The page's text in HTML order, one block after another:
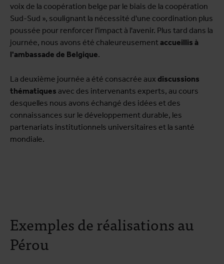
voix de la coopération belge par le biais de la coopération
Sud-Sud », soulignant la nécessité d'une coordination plus
poussée pour renforcer l'impact à l'avenir. Plus tard dans la
journée, nous avons été chaleureusementaccueillis à
l'ambassade de Belgique.
La deuxième journée a été consacrée aux discussions
thématiques avec des intervenants experts, au cours
desquelles nous avons échangé des idées et des
connaissances sur le développement durable, les
partenariats institutionnels universitaires et la santé
mondiale.
Exemples de réalisations au
Pérou